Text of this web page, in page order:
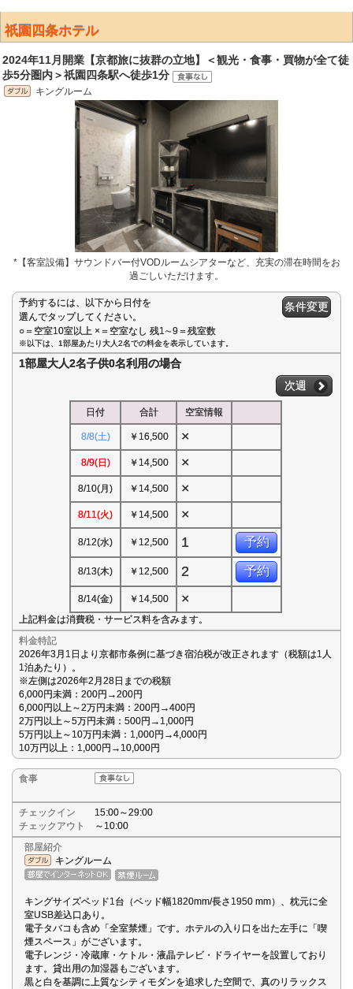
祇園四条ホテル
2024年11月開業【京都旅に抜群の立地】＜観光・食事・買物が全て徒
歩5分圏内＞祇園四条駅へ徒歩1分
キングルーム
*【客室設備】サウンドバー付VODルームシアターなど、充実の滞在時間をお
過ごしいただけます。
予約するには、以下から日付を
選んでタップしてください。
○＝空室10室以上 ×＝空室なし 残1∼9＝残室数
条件変更
※以下は、1部屋あたり大人2名での料金を表示しています。
1部屋大人2名子供0名利用の場合
次週
日付 合計 空室情報
8/8(土) ￥16,500 ×
8/9(日) ￥14,500 ×
8/10(月) ￥14,500 ×
8/11(火) ￥14,500 ×
8/12(水) ￥12,500 1 予約
8/13(木) ￥12,500 2 予約
8/14(金) ￥14,500 ×
上記料金は消費税・サービス料を含みます。
料金特記
2026年3月1日より京都市条例に基づき宿泊税が改正されます（税額は1人
1泊あたり）。
※左側は2026年2月28日までの税額
6,000円未満：200円→200円
6,000円以上～2万円未満：200円→400円
2万円以上～5万円未満：500円→1,000円
5万円以上～10万円未満：1,000円→4,000円
10万円以上：1,000円→10,000円
食事
チェックイン
15:00～29:00
チェックアウト
～10:00
部屋紹介
キングルーム
キングサイズベッド1台（ベッド幅1820mm/長さ1950 mm）、枕元に全
室USB差込口あり。
電子タバコも含め「全室禁煙」です。ホテルの入り口を出た左手に「喫
煙スペース」がございます。
電子レンジ・冷蔵庫・ケトル・液晶テレビ・ドライヤーを設置しており
ます。貸出用の加湿器もございます。
黒と白を基調に上質なシティモダンを追求した空間で、真のリラックス